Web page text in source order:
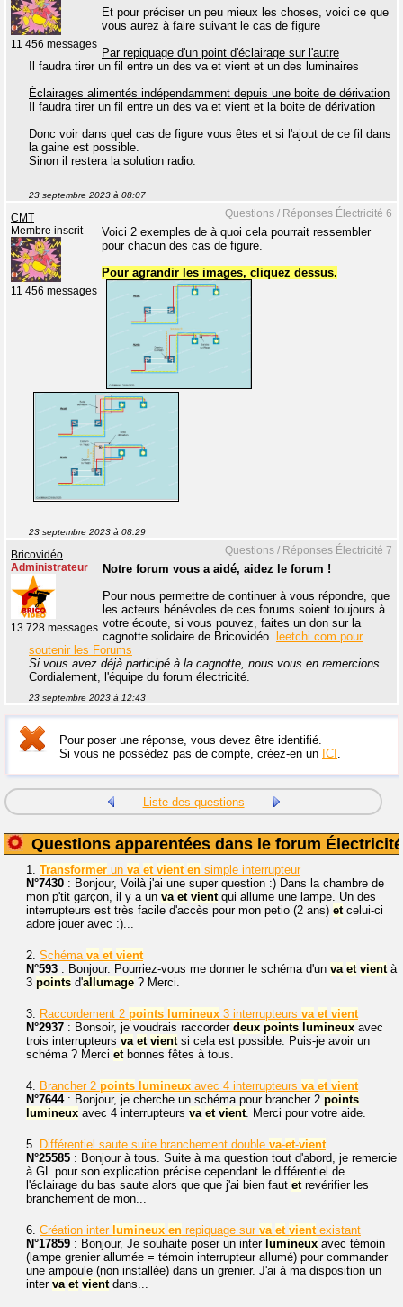
11 456 messages
Et pour préciser un peu mieux les choses, voici ce que
vous aurez à faire suivant le cas de figure
Par repiquage d'un point d'éclairage sur l'autre
Il faudra tirer un fil entre un des va et vient et un des luminaires
Éclairages alimentés indépendamment depuis une boite de dérivation
Il faudra tirer un fil entre un des va et vient et la boite de dérivation
Donc voir dans quel cas de figure vous êtes et si l'ajout de ce fil dans
la gaine est possible.
Sinon il restera la solution radio.
23 septembre 2023 à 08:07
Questions / Réponses Électricité 6
CMT
Membre inscrit
11 456 messages
Voici 2 exemples de à quoi cela pourrait ressembler
pour chacun des cas de figure.
Pour agrandir les images, cliquez dessus.
23 septembre 2023 à 08:29
Questions / Réponses Électricité 7
Bricovidéo
Administrateur
13 728 messages
Notre forum vous a aidé, aidez le forum !
Pour nous permettre de continuer à vous répondre, que
les acteurs bénévoles de ces forums soient toujours à
votre écoute, si vous pouvez, faites un don sur la
cagnotte solidaire de Bricovidéo. leetchi.com pour
soutenir les Forums
Si vous avez déjà participé à la cagnotte, nous vous en remercions.
Cordialement, l'équipe du forum électricité.
23 septembre 2023 à 12:43
Pour poser une réponse, vous devez être identifié.
Si vous ne possédez pas de compte, créez-en un ICI
Liste des questions
Questions apparentées dans le forum Électricité
1. Transformer un va et vient en simple interrupteur
N°7430 : Bonjour, Voilà j'ai une super question :) Dans la chambre de
mon p'tit garçon, il y a un va et vient qui allume une lampe. Un des
interrupteurs est très facile d'accès pour mon petio (2 ans) et celui-ci
adore jouer avec :)...
2. Schéma va et vient
N°593 : Bonjour. Pourriez-vous me donner le schéma d'un va et vient à
3 points d'allumage ? Merci.
3. Raccordement 2 points lumineux 3 interrupteurs va et vient
N°2937 : Bonsoir, je voudrais raccorder deux points lumineux avec
trois interrupteurs va et vient si cela est possible. Puis-je avoir un
schéma ? Merci et bonnes fêtes à tous.
4. Brancher 2 points lumineux avec 4 interrupteurs va et vient
N°7644: Bonjour, je cherche un schéma pour brancher 2 points
lumineux avec 4 interrupteurs va et vient . Merci pour votre aide.
5. Différentiel saute suite branchement double va-et-vient
N°25585 : Bonjour à tous. Suite à ma question tout d'abord, je remercie
à GL pour son explication précise cependant le différentiel de
l'éclairage du bas saute alors que que j'ai bien faut et revérifier les
branchement de mon...
6. Création inter lumineux en repiquage sur va et vient existant
N°17859 : Bonjour, Je souhaite poser un inter lumineux avec témoin
(lampe grenier allumée = témoin interrupteur allumé) pour commander
une ampoule (non installée) dans un grenier. J'ai à ma disposition un
inter va et vient dans...